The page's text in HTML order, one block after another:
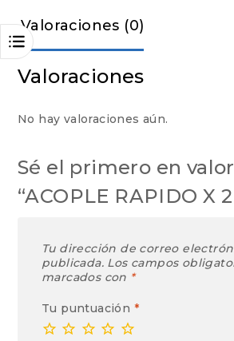
Valoraciones (0)
Valoraciones
No hay valoraciones aún.
Sé el primero en
“ACOPLE RAPIDO X
Tu dirección de correo
publicada. Los campos
marcados con *
Tu puntuación *